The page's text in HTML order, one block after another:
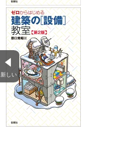
新しい